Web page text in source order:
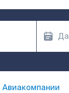
Авиакомпании